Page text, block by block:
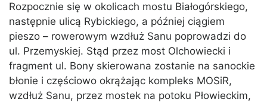
Rozpocznie się w okolicach mostu Białogórskiego,
następnie ulicą Rybickiego, a później ciągiem
pieszo – rowerowym wzdłuż Sanu poprowadzi do
ul. Przemyskiej. Stąd przez most Olchowiecki i
fragment ul. Bony skierowana zostanie na sanockie
błonie i częściowo okrążając kompleks MOSiR,
wzdłuż Sanu, przez mostek na potoku Płowieckim,